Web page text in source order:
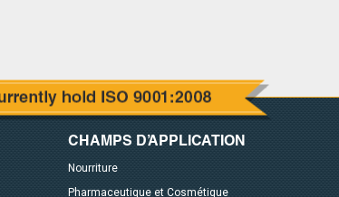
CHAMPS D’APPLICATION
Nourriture
Pharmaceutique et Cosmétique